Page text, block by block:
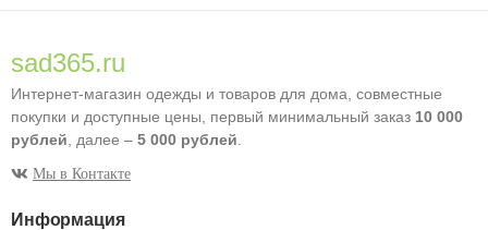
sad365.ru
Интернет-магазин одежды и товаров для дома, совместные
покупки и доступные цены, первый минимальный заказ 10 000
рублей , далее – 5 000 рублей
Мы в Контакте
Информация